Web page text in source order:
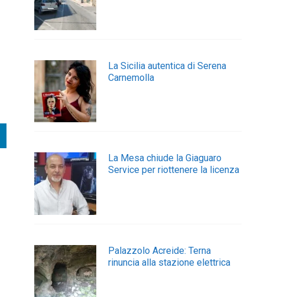
La Sicilia autentica di Serena
Carnemolla
La Mesa chiude la Giaguaro
Service per riottenere la licenza
Palazzolo Acreide: Terna
rinuncia alla stazione elettrica